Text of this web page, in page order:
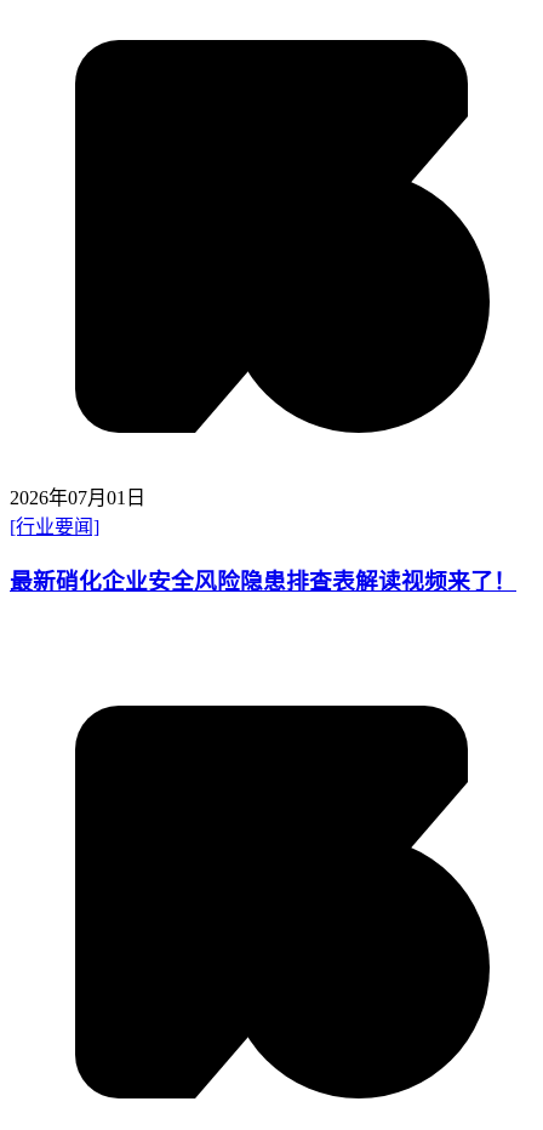
2026年07月01日
[行业要闻]
最新硝化企业安全风险隐患排查表解读视频来了！